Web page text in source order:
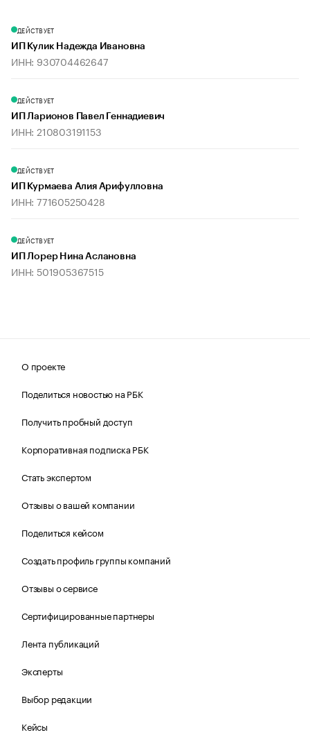
ДЕЙСТВУЕТ
ИП Кулик Надежда Ивановна
ИНН: 930704462647
ДЕЙСТВУЕТ
ИП Ларионов Павел Геннадиевич
ИНН: 210803191153
ДЕЙСТВУЕТ
ИП Курмаева Алия Арифулловна
ИНН: 771605250428
ДЕЙСТВУЕТ
ИП Лорер Нина Аслановна
ИНН: 501905367515
О проекте
Поделиться новостью на РБК
Получить пробный доступ
Корпоративная подписка РБК
Стать экспертом
Отзывы о вашей компании
Поделиться кейсом
Создать профиль группы компаний
Отзывы о сервисе
Сертифицированные партнеры
Лента публикаций
Эксперты
Выбор редакции
Кейсы